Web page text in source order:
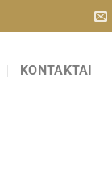
KONTAKTAI